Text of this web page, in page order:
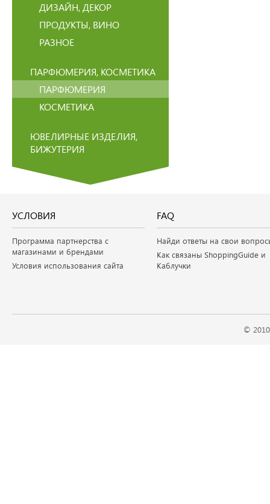
ДИЗАЙН, ДЕКОР
ПРОДУКТЫ, ВИНО
РАЗНОЕ
ПАРФЮМЕРИЯ, КОСМЕТИКА
ПАРФЮМЕРИЯ
КОСМЕТИКА
ЮВЕЛИРНЫЕ ИЗДЕЛИЯ,
БИЖУТЕРИЯ
УСЛОВИЯ
Программа партнерства с
магазинами и брендами
Условия использования сайта
FAQ
Найди ответы на свои
Как связаны ShoppingGuide и
Каблучки
©